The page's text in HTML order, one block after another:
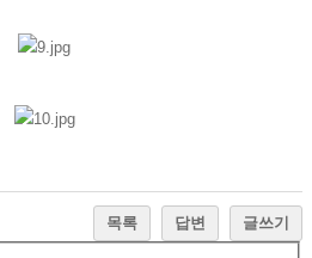
목록 답변 글쓰기